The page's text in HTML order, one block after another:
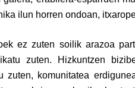
ilun horren ondoan,
ez zuten soilik arazoa
zuten. Hizkuntzen
zuten, komunitatea